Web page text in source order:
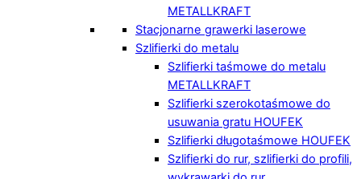
METALLKRAFT
Stacjonarne grawerki laserowe
Szlifierki do metalu
Szlifierki taśmowe do metalu
METALLKRAFT
Szlifierki szerokotaśmowe do
usuwania gratu HOUFEK
Szlifierki długotaśmowe HOUFEK
Szlifierki do rur, szlifierki do profili,